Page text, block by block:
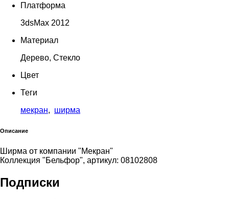
Платформа
3dsMax 2012
Материал
Дерево, Стекло
Цвет
Теги
мекран, ширма
Описание
Ширма от компании "Мекран"
Коллекция "Бельфор", артикул: 08102808
Подписки